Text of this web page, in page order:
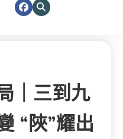
｜三到九
“陜”耀出